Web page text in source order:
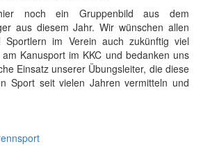
noch ein Gruppenbild aus dem
aus diesem Jahr. Wir wünschen allen
Sportlern im Verein auch zukünftig viel
Kanusport im KKC und bedanken uns
Einsatz unserer Übungsleiter, die diese
Sport seit vielen Jahren vermitteln und